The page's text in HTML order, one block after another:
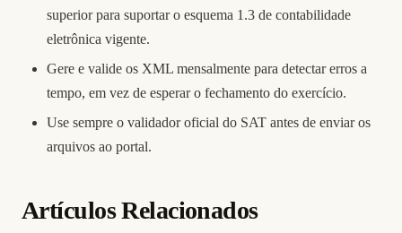
superior para suportar o esquema 1.3 de contabilidade
eletrônica vigente.
Gere e valide os XML mensalmente para detectar erros a
tempo, em vez de esperar o fechamento do exercício.
Use sempre o validador oficial do SAT antes de enviar os
arquivos ao portal.
Artículos Relacionados